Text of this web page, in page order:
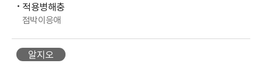
적용병해충
점박이응애
알지오